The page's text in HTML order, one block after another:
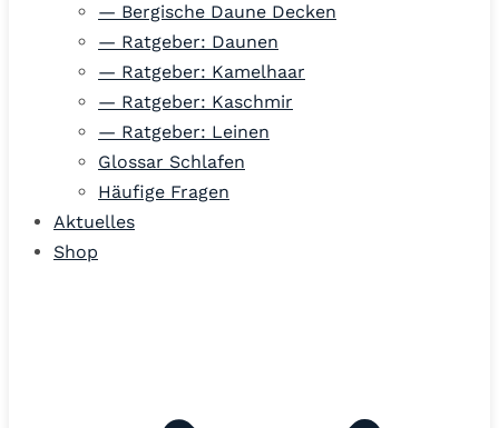
— Bergische Daune Decken
— Ratgeber: Daunen
— Ratgeber: Kamelhaar
— Ratgeber: Kaschmir
— Ratgeber: Leinen
Glossar Schlafen
Häufige Fragen
Aktuelles
Shop